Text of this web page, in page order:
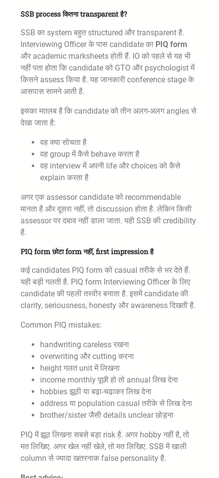
SSB process कितना transparent है?
SSB का system बहुत structured और transparent है.
Interviewing Officer के पास candidate का PIQ form
और academic marksheets होती हैं. IO को पहले से यह भी
नहीं पता होता कि candidate को GTO और psychologist में
किसने assess किया है. यह जानकारी conference stage के
आसपास सामने आती है.
इसका मतलब है कि candidate को तीन अलग-अलग angles से
देखा जाता है:
वह क्या सोचता है
वह group में कैसे behave करता है
वह interview में अपनी life और choices को कैसे
explain करता है
अगर एक assessor candidate को recommendable
मानता है और दूसरा नहीं, तो discussion होता है. लेकिन किसी
assessor पर दबाव नहीं डाला जाता. यही SSB की credibility
है.
PIQ form छोटा form नहीं, first impression है
कई candidates PIQ form को casual तरीके से भर देते हैं.
यही बड़ी गलती है. PIQ form Interviewing Officer के लिए
candidate की पहली तस्वीर बनाता है. इसमें candidate की
clarity, seriousness, honesty और awareness दिखती है.
Common PIQ mistakes:
handwriting careless रखना
overwriting और cutting करना
height गलत unit में लिखना
income monthly पूछी हो तो annual लिख देना
hobbies झूठी या बढ़ा-चढ़ाकर लिख देना
address या population casual तरीके से लिख देना
brother/sister जैसी details unclear छोड़ना
PIQ में झूठ लिखना सबसे बड़ा risk है. अगर hobby नहीं है, तो
मत लिखिए. अगर खेल नहीं खेले, तो मत लिखिए. SSB में खाली
column से ज्यादा खतरनाक false personality है.